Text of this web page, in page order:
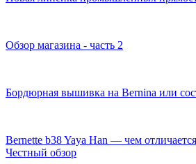
Обзор магазина - часть 2
Бордюрная вышивка на Bernina или
Bernette b38 Yaya Han — чем
Честный обзор